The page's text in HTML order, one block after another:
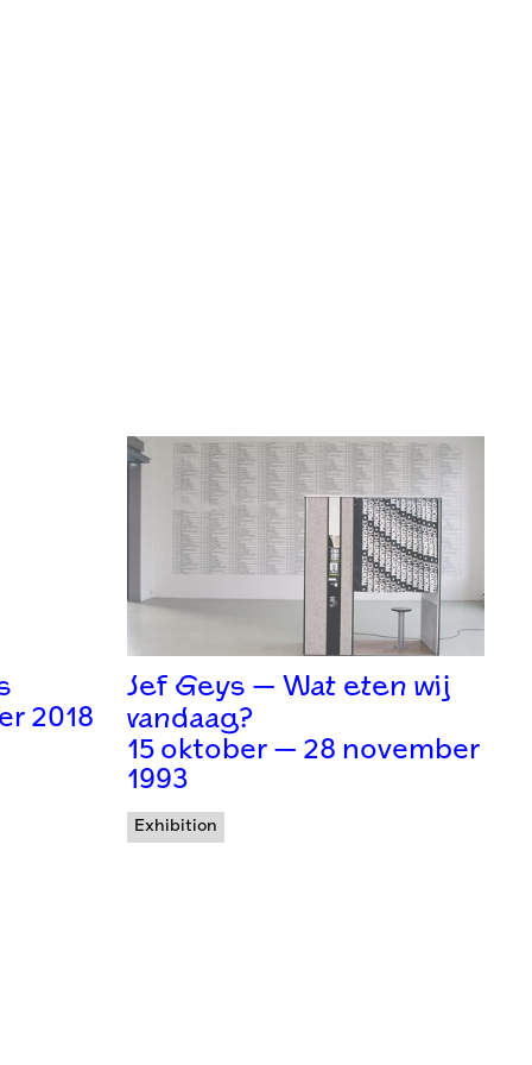
2018
Jef Geys — Wat eten wij
vandaag?
15 oktober — 28 november
1993
Exhibition